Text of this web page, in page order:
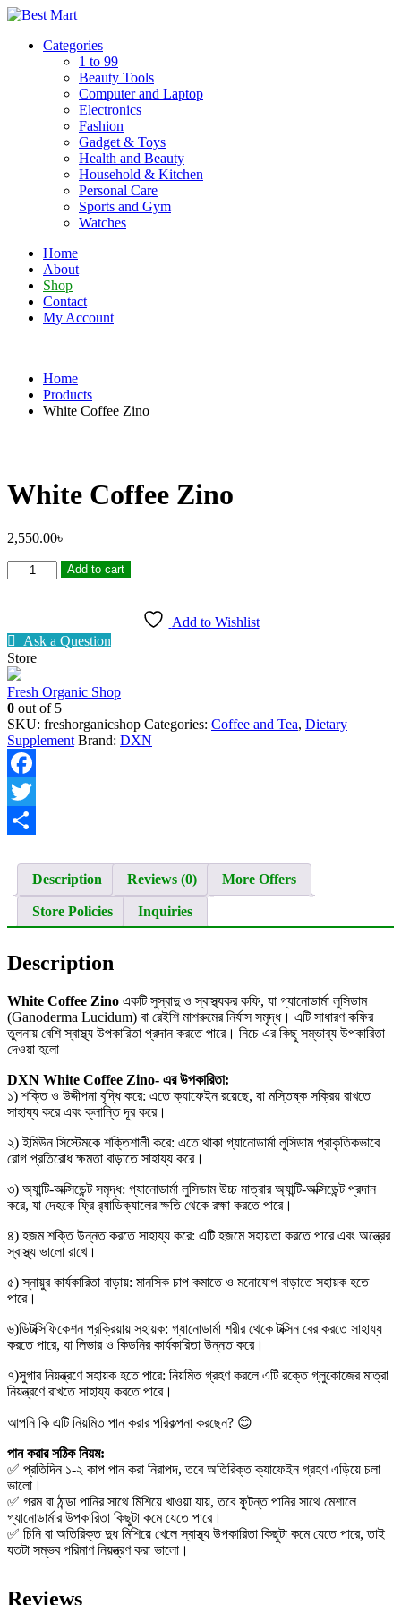
Skip
contentCategories
1 to 99
Beauty Tools
Computer and Laptop
Electronics
Fashion
Gadget & Toys
Health and Beauty
Household & Kitchen
Personal Care
Sports and Gym
Watches
Home
About
Shop
Contact
My Account
Home
Products
White Coffee Zino
White Coffee Zino
2,550.00৳
White
Coffee
Add to cart
Add to Wishlist
Ask a Question
Store
Fresh Organic Shop
0 out of 5
SKU: freshorganicshop Categories: Coffee and Tea, Dietary
Supplement Brand: DXN
Facebook
Twitter
Description
Reviews (0) More Offers
Store Policies Inquiries
Description
White Coffee Zino একটি সুস্বাদু ও স্বাস্থ্যকর কফি, যা গ্যানোডার্মা লুসিডাম
(Ganoderma Lucidum) বা রেইশি মাশরুমের নির্যাস সমৃদ্ধ। এটি সাধারণ কফির
তুলনায় বেশি স্বাস্থ্য উপকারিতা প্রদান করতে পারে। নিচে এর কিছু সম্ভাব্য উপকারিতা
দেওয়া হলো—
DXN White Coffee Zino- এর উপকারিতা:
১) শক্তি ও উদ্দীপনা বৃদ্ধি করে: এতে ক্যাফেইন রয়েছে, যা মস্তিষ্ক সক্রিয় রাখতে
সাহায্য করে এবং ক্লান্তি দূর করে।
২) ইমিউন সিস্টেমকে শক্তিশালী করে: এতে থাকা গ্যানোডার্মা লুসিডাম প্রাকৃতিকভাবে
রোগ প্রতিরোধ ক্ষমতা বাড়াতে সাহায্য করে।
৩) অ্যান্টি-অক্সিডেন্ট সমৃদ্ধ: গ্যানোডার্মা লুসিডাম উচ্চ মাত্রার অ্যান্টি-অক্সিডেন্ট প্রদান
করে, যা দেহকে ফ্রি র‍্যাডিক্যালের ক্ষতি থেকে রক্ষা করতে পারে।
৪) হজম শক্তি উন্নত করতে সাহায্য করে: এটি হজমে সহায়তা করতে পারে এবং অন্ত্রের
স্বাস্থ্য ভালো রাখে।
৫) স্নায়ুর কার্যকারিতা বাড়ায়: মানসিক চাপ কমাতে ও মনোযোগ বাড়াতে সহায়ক হতে
পারে।
৬)ডিটক্সিফিকেশন প্রক্রিয়ায় সহায়ক: গ্যানোডার্মা শরীর থেকে টক্সিন বের করতে সাহায্য
করতে পারে, যা লিভার ও কিডনির কার্যকারিতা উন্নত করে।
৭)সুগার নিয়ন্ত্রণে সহায়ক হতে পারে: নিয়মিত গ্রহণ করলে এটি রক্তে গ্লুকোজের মাত্রা
নিয়ন্ত্রণে রাখতে সাহায্য করতে পারে।
আপনি কি এটি নিয়মিত পান করার পরিকল্পনা করছেন? 😊
পান করার সঠিক নিয়ম:
✅ প্রতিদিন ১-২ কাপ পান করা নিরাপদ, তবে অতিরিক্ত ক্যাফেইন গ্রহণ এড়িয়ে চলা
ভালো।
✅ গরম বা ঠান্ডা পানির সাথে মিশিয়ে খাওয়া যায়, তবে ফুটন্ত পানির সাথে মেশালে
গ্যানোডার্মার উপকারিতা কিছুটা কমে যেতে পারে।
✅ চিনি বা অতিরিক্ত দুধ মিশিয়ে খেলে স্বাস্থ্য উপকারিতা কিছুটা কমে যেতে পারে, তাই
যতটা সম্ভব পরিমাণ নিয়ন্ত্রণ করা ভালো।
Reviews